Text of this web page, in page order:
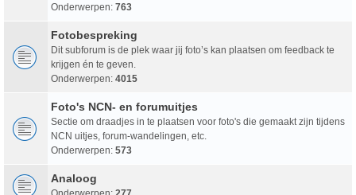
Onderwerpen: 763
Fotobespreking
Dit subforum is de plek waar jij foto’s kan plaatsen om feedback te
krijgen én te geven.
Onderwerpen: 4015
Foto's NCN- en forumuitjes
Sectie om draadjes in te plaatsen voor foto's die gemaakt zijn tijdens
NCN uitjes, forum-wandelingen, etc.
Onderwerpen: 573
Analoog